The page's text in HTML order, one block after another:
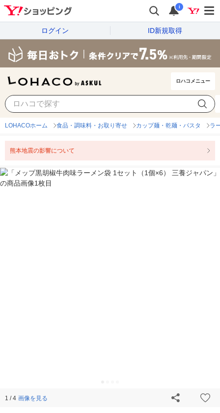
i
ログイン ID新規取得
ロハコメニュー
LOHACOホーム 食品・調味料・お取り寄せ カップ麺・乾麺・パスタ ラ
熊本地震の影響について
1 / 4 画像を見る